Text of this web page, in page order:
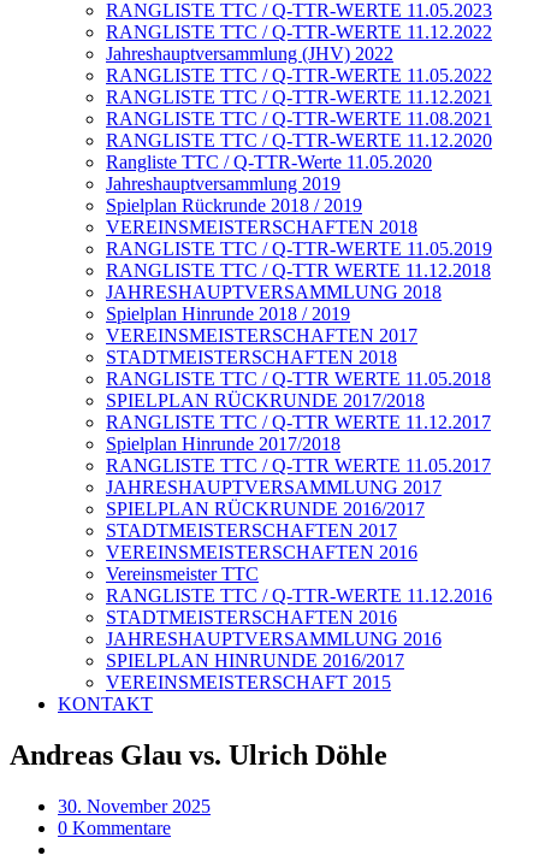
RANGLISTE TTC / Q-TTR-WERTE 11.05.2023
RANGLISTE TTC / Q-TTR-WERTE 11.12.2022
Jahreshauptversammlung (JHV) 2022
RANGLISTE TTC / Q-TTR-WERTE 11.05.2022
RANGLISTE TTC / Q-TTR-WERTE 11.12.2021
RANGLISTE TTC / Q-TTR-WERTE 11.08.2021
RANGLISTE TTC / Q-TTR-WERTE 11.12.2020
Rangliste TTC / Q-TTR-Werte 11.05.2020
Jahreshauptversammlung 2019
Spielplan Rückrunde 2018 / 2019
VEREINSMEISTERSCHAFTEN 2018
RANGLISTE TTC / Q-TTR-WERTE 11.05.2019
RANGLISTE TTC / Q-TTR WERTE 11.12.2018
JAHRESHAUPTVERSAMMLUNG 2018
Spielplan Hinrunde 2018 / 2019
VEREINSMEISTERSCHAFTEN 2017
STADTMEISTERSCHAFTEN 2018
RANGLISTE TTC / Q-TTR WERTE 11.05.2018
SPIELPLAN RÜCKRUNDE 2017/2018
RANGLISTE TTC / Q-TTR WERTE 11.12.2017
Spielplan Hinrunde 2017/2018
RANGLISTE TTC / Q-TTR WERTE 11.05.2017
JAHRESHAUPTVERSAMMLUNG 2017
SPIELPLAN RÜCKRUNDE 2016/2017
STADTMEISTERSCHAFTEN 2017
VEREINSMEISTERSCHAFTEN 2016
Vereinsmeister TTC
RANGLISTE TTC / Q-TTR-WERTE 11.12.2016
STADTMEISTERSCHAFTEN 2016
JAHRESHAUPTVERSAMMLUNG 2016
SPIELPLAN HINRUNDE 2016/2017
VEREINSMEISTERSCHAFT 2015
KONTAKT
Andreas Glau vs. Ulrich Döhle
30. November 2025
0 Kommentare